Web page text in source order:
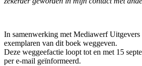
In samenwerking met Mediawerf
exemplaren van dit boek weggeven.
Deze weggeefactie loopt tot en met 15
per e-mail geïnformeerd.